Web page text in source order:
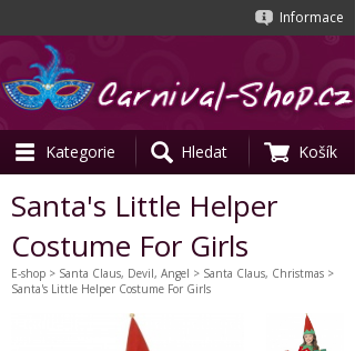
Informace
Kategorie Hledat Košík
Santa's Little Helper
Costume For Girls
E-shop > Santa Claus, Devil, Angel > Santa Claus, Christmas >
Santa's Little Helper Costume For Girls